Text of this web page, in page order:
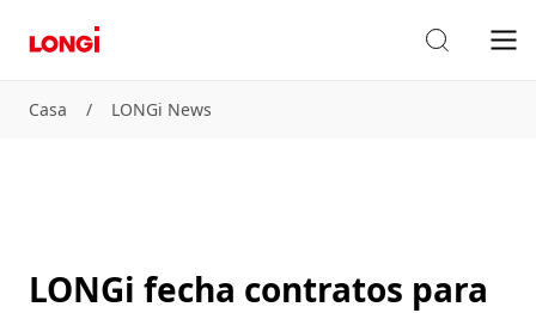
Casa / LONGi News
LONGi fecha contratos para